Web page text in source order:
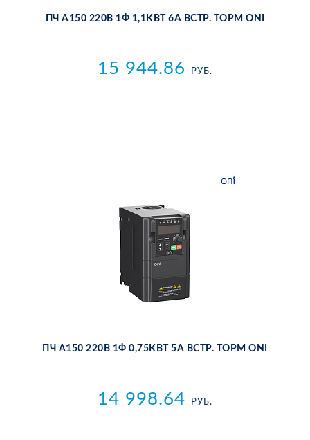
ПЧ A150 220В 1Ф 1,1КВТ 6А ВСТР. ТОРМ ONI
15 944.86 РУБ.
ПЧ A150 220В 1Ф 0,75КВТ 5А ВСТР. ТОРМ ONI
14 998.64 РУБ.